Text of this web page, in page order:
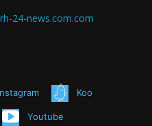
24-news.com.com
Koo
Youtube